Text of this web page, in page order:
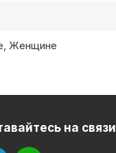
Женщине
на связи